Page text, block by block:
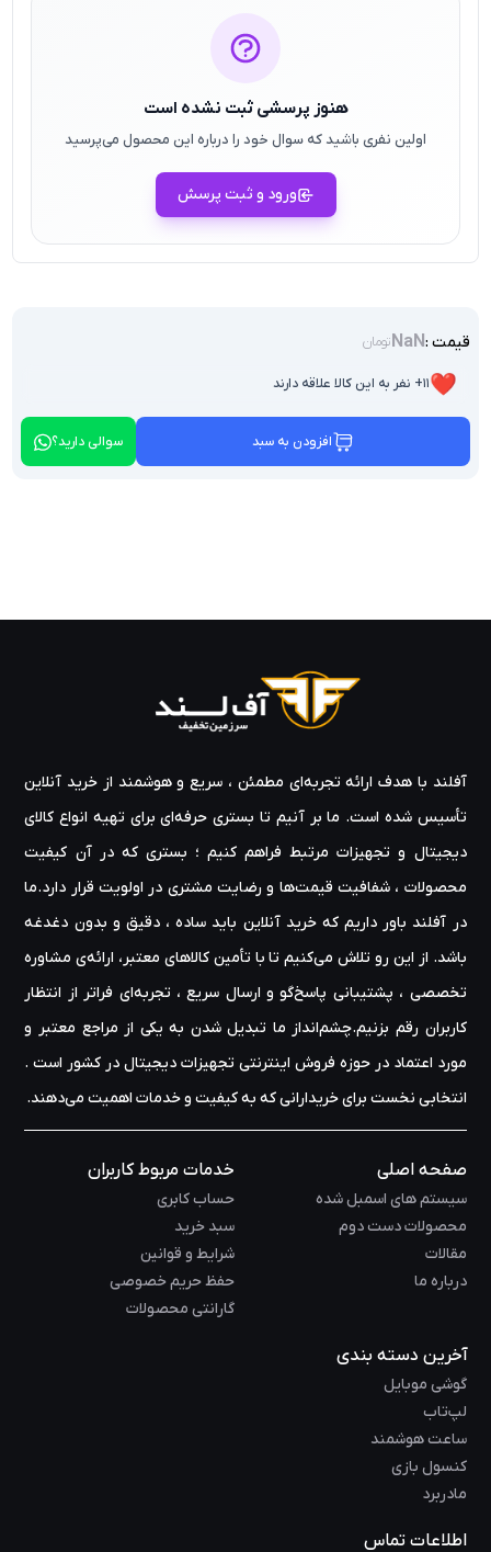
هنوز پرسشی ثبت نشده است
اولین نفری باشید که سوال خود را درباره این محصول می‌پرسید
ورود و ثبت پرسش
قیمت :NaNتومان
❤️۱۱+ نفر به این کالا علاقه دارند
افزودن به سبد سوالی دارید؟
آفلند با هدف ارائه‌ تجربه‌ای مطمئن ، سریع و هوشمند از خرید آنلاین
تأسیس شده است. ما بر آنیم تا بستری حرفه‌ای برای تهیه‌ انواع کالای
دیجیتال و تجهیزات مرتبط فراهم کنیم ؛ بستری که در آن کیفیت
محصولات ، شفافیت قیمت‌ها و رضایت مشتری در اولویت قرار دارد.ما
در آفلند باور داریم که خرید آنلاین باید ساده ، دقیق و بدون دغدغه
باشد. از این رو تلاش می‌کنیم تا با تأمین کالاهای معتبر، ارائه‌ی مشاوره‌
تخصصی ، پشتیبانی پاسخ‌گو و ارسال سریع ، تجربه‌ای فراتر از انتظار
کاربران رقم بزنیم.چشم‌انداز ما تبدیل شدن به یکی از مراجع معتبر و
مورد اعتماد در حوزه‌ فروش اینترنتی تجهیزات دیجیتال در کشور است .
انتخابی نخست برای خریدارانی که به کیفیت و خدمات اهمیت می‌دهند.
صفحه اصلی
سیستم های اسمبل شده
محصولات دست دوم
مقالات
درباره ما
خدمات مربوط کاربران
حساب کابری
سبد خرید
شرایط و قوانین
حفظ حریم خصوصی
گارانتی محصولات
آخرین دسته بندی
گوشی موبایل
لپ‌تاب
ساعت هوشمند
کنسول بازی
مادربرد
اطلاعات تماس